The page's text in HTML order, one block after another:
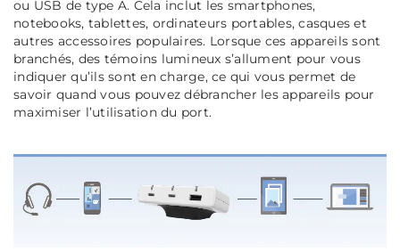
ou USB de type A. Cela inclut les smartphones,
notebooks, tablettes, ordinateurs portables, casques et
autres accessoires populaires. Lorsque ces appareils sont
branchés, des témoins lumineux s’allument pour vous
indiquer qu’ils sont en charge, ce qui vous permet de
savoir quand vous pouvez débrancher les appareils pour
maximiser l’utilisation du port.